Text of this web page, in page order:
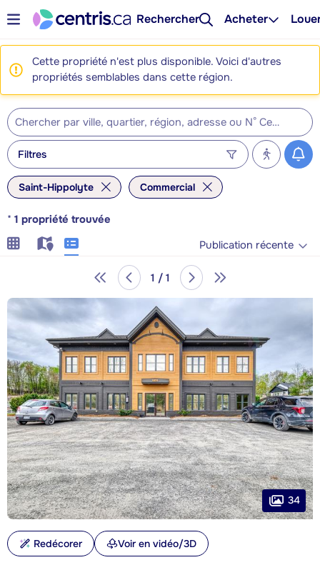
Rechercher Acheter
Cette propriété n'est plus disponible. Voici d'autres
propriétés semblables dans cette région.
Filtres
Saint-Hippolyte Commercial
* 1 propriété trouvée
Publication récente
1 / 1
34
Redécorer Voir en vidéo/3D